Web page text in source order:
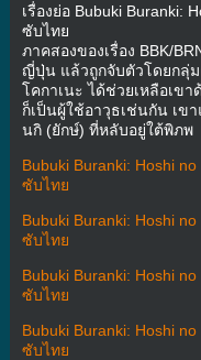
เรื่องย่อ Bubuki Buranki:
ซับไทย
ภาคสองของเรื่อง BBK/
ญี่ปุ่น แล้วถูกจับตัวโดยกลุ่ม
โคกาเนะ ได้ช่วยเหลือเขา
ก็เป็นผู้ใช้อาวุธเช่นกัน เข
นกิ (ยักษ์) ที่หลับอยู่ใต้พิภพ
Bubuki Buranki: Hoshi
ซับไทย
Bubuki Buranki: Hoshi
ซับไทย
Bubuki Buranki: Hoshi
ซับไทย
Bubuki Buranki: Hoshi
ซับไทย